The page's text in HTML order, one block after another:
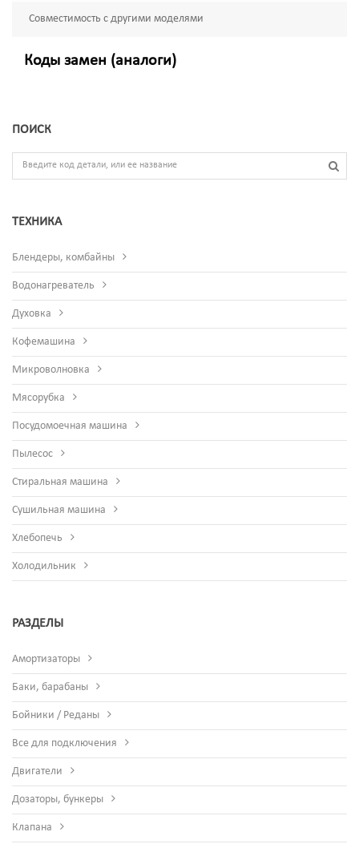
Совместимость с другими моделями
Коды замен (аналоги)
ПОИСК
ТЕХНИКА
Блендеры, комбайны
Водонагреватель
Духовка
Кофемашина
Микроволновка
Мясорубка
Посудомоечная машина
Пылесос
Стиральная машина
Сушильная машина
Хлебопечь
Холодильник
РАЗДЕЛЫ
Амортизаторы
Баки, барабаны
Бойники / Реданы
Все для подключения
Двигатели
Дозаторы, бункеры
Клапана